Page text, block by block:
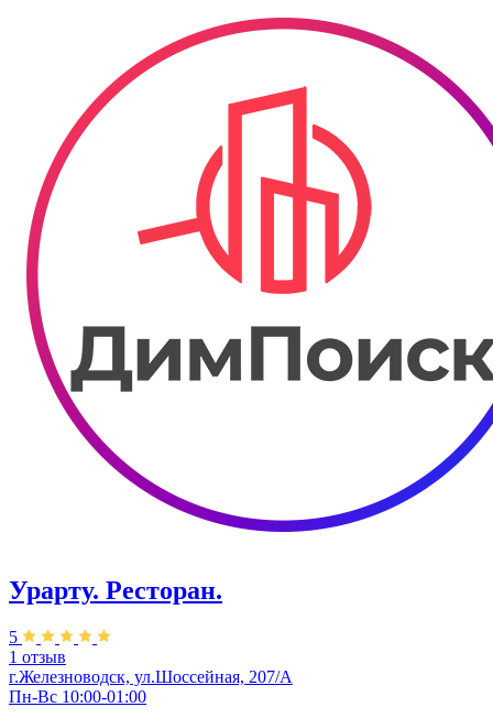
Урарту. Ресторан.
5
1 отзыв
г.Железноводск, ул.Шоссейная, 207/А
Пн-Вс 10:00-01:00